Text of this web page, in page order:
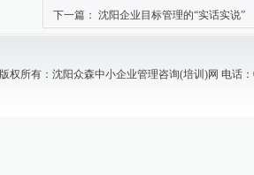
下一篇： 沈阳企业目标管理的“实话实说”
版权所有：沈阳众森中小企业管理咨询(培训)网 电话：